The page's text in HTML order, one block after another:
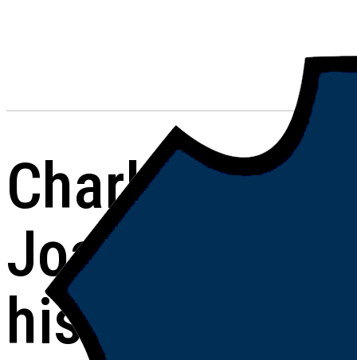
Charla
Joaquín del
historia de